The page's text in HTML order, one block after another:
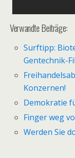
Verwandte Beiträge:
Surftipp:
Gentechnik-
Konzernen!
Demokratie
Finger weg
Werden Sie